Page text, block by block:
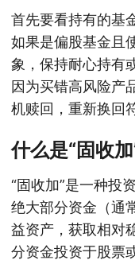
首先要看持有的基
如果是偏股基金且
象，保持耐心持有
因为买错高风险产
机赎回，重新换回
什么是“固收加
“固收加”是一种投
绝大部分资金（通
益资产，获取相对
分资金投资于股票